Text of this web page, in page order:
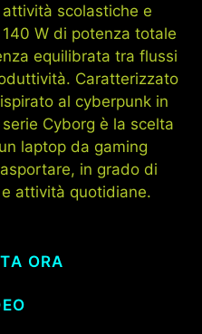
scolastiche e
W di potenza totale
equilibrata tra flussi
Caratterizzato
al cyberpunk in
Cyborg è la scelta
laptop da gaming
in grado di
attività quotidiane.
ORA